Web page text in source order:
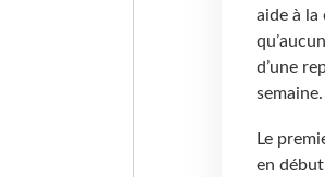
aide à la
d’une
semaine.
Le
en